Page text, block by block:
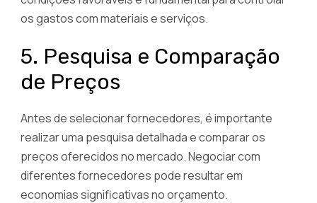
os gastos com materiais e serviços.
5. Pesquisa e Comparação
de Preços
Antes de selecionar fornecedores, é importante
realizar uma pesquisa detalhada e comparar os
preços oferecidos no mercado. Negociar com
diferentes fornecedores pode resultar em
economias significativas no orçamento.